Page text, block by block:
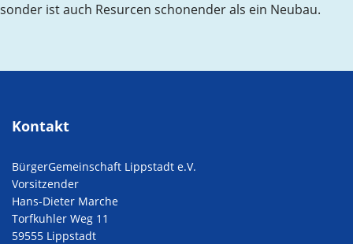
sonder ist auch Resurcen schonender als ein Neubau.
Kontakt
BürgerGemeinschaft Lippstadt e.V.
Vorsitzender
Hans-Dieter Marche
Torfkuhler Weg 11
59555 Lippstadt